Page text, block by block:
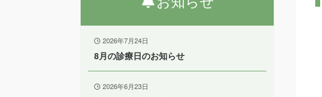
2026年7月24日
8月の診療日のお知らせ
2026年6月23日